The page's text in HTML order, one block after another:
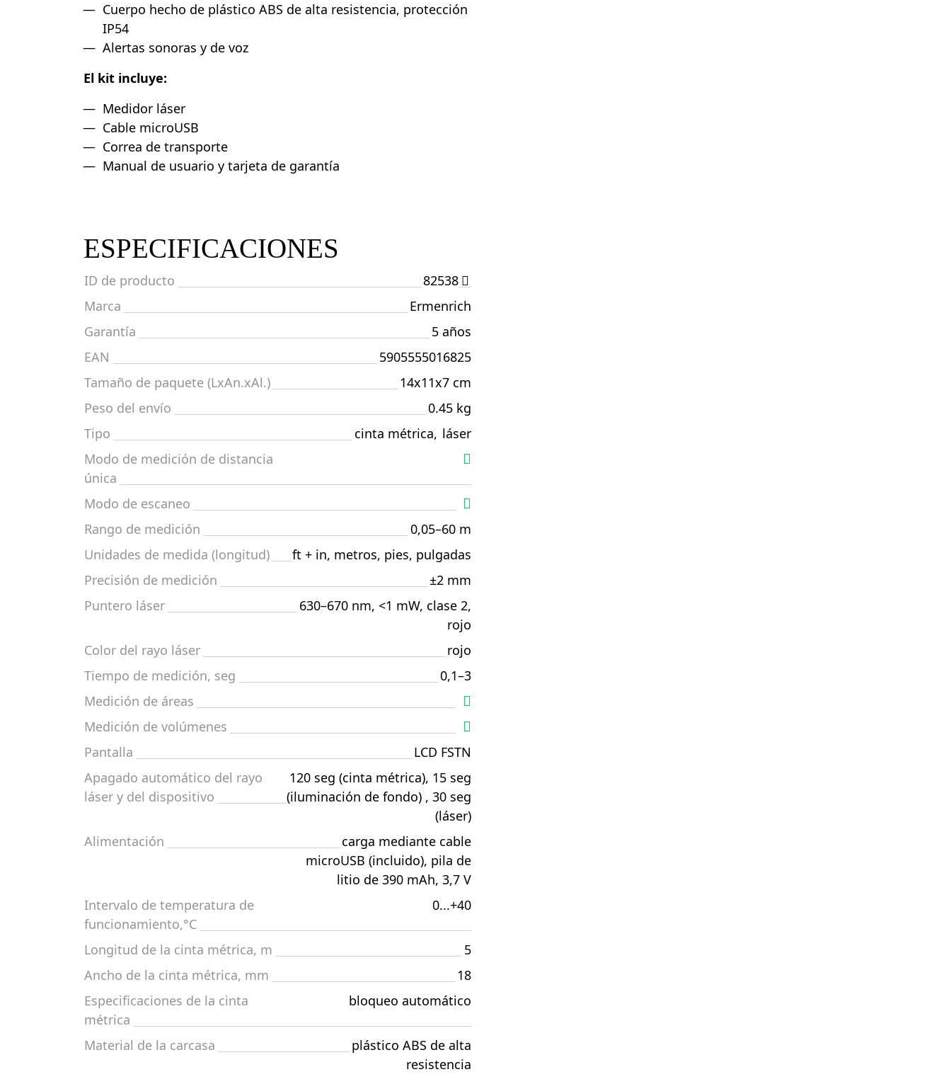
Cuerpo hecho de plástico ABS de alta resistencia, protección
IP54
Alertas sonoras y de voz
El kit incluye:
Medidor láser
Cable microUSB
Correa de transporte
Manual de usuario y tarjeta de garantía
ESPECIFICACIONES
ID de producto
82538
Marca
Ermenrich
Garantía
5 años
EAN
5905555016825
Tamaño de paquete (LxAn.xAl.)
14x11x7 cm
Peso del envío
0.45 kg
Tipo
cinta métrica, láser
Modo de medición de distancia
única
Modo de escaneo
Rango de medición
0,05–60 m
Unidades de medida (longitud)
ft + in, metros, pies, pulgadas
Precisión de medición
±2 mm
Puntero láser
630–670 nm, <1 mW, clase 2,
rojo
Color del rayo láser
rojo
Tiempo de medición, seg
0,1–3
Medición de áreas
Medición de volúmenes
Pantalla
LCD FSTN
Apagado automático del rayo
láser y del dispositivo
120 seg (cinta métrica), 15 seg
(iluminación de fondo) , 30 seg
(láser)
Alimentación
carga mediante cable
microUSB (incluido), pila de
litio de 390 mAh, 3,7 V
Intervalo de temperatura de
funcionamiento,°C
0...+40
Longitud de la cinta métrica, m
5
Ancho de la cinta métrica, mm
18
Especificaciones de la cinta
métrica
bloqueo automático
Material de la carcasa
plástico ABS de alta
resistencia